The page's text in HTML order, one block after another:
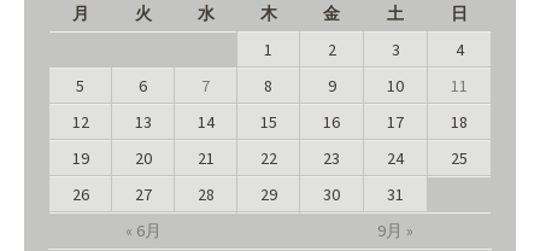
月
火 水 木 金 土 日
« 6月 9月 »
1 2 3
4
5
6 7 8 9 10
11
12
13 14 15 16 17
18
19
20 21 22 23 24
25
26
27 28 29 30 31